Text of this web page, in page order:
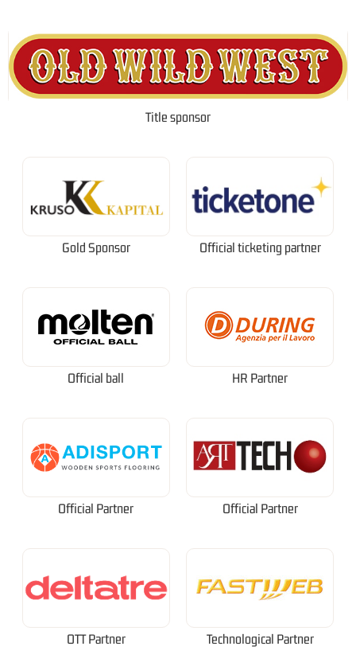
Title sponsor
Gold Sponsor Official ticketing partner
Official ball HR Partner
Official Partner Official Partner
OTT Partner Technological Partner